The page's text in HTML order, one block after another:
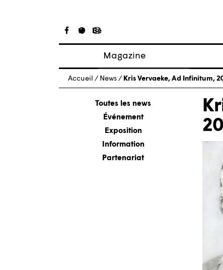
Magazine
Articles
À propos
Numéros
Accueil / News / Kris Vervaeke, Ad Infinitum,
Toutes les news
Événement
Exposition
Information
Partenariat